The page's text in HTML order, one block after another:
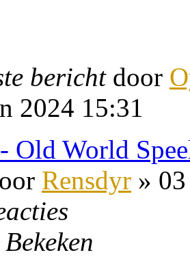
bericht door
2024 15:31
Old World
Rensdyr »
Bekeken